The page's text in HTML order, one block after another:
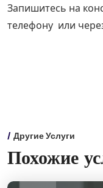
Запишитесь на
телефону или
Другие Услуги
Похожие